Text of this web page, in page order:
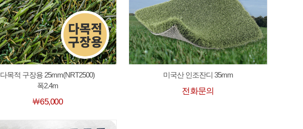
다목적 구장용 25mm(NRT2500)
폭2.4m
￦65,000
미국산 인조잔디 35mm
전화문의